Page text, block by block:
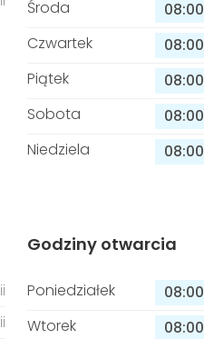
Środa
08:00
Czwartek
08:00
Piątek
08:00
Sobota
08:00
Niedziela
08:00
Godziny otwarcia
Poniedziałek 08:00
Wtorek
08:00